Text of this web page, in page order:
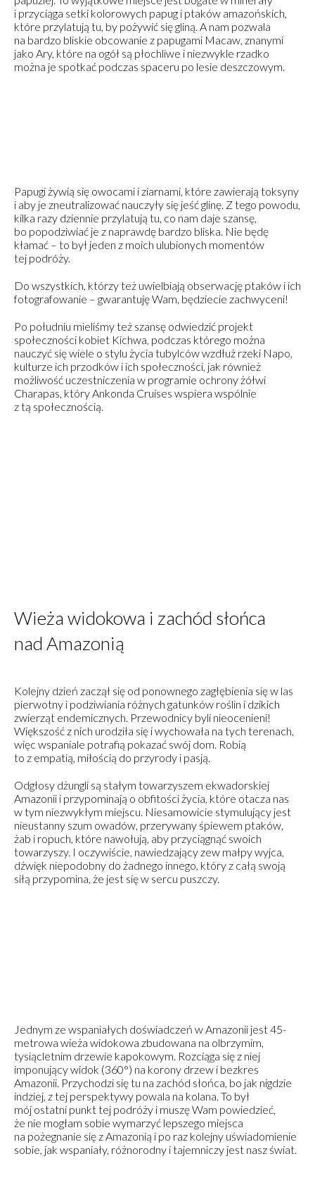
i przyciąga setki kolorowych papug i ptaków amazońskich,
które przylatują tu, by pożywić się gliną. A nam pozwala
na bardzo bliskie obcowanie z papugami Macaw, znanymi
jako Ary, które na ogół są płochliwe i niezwykle rzadko
można je spotkać podczas spaceru po lesie deszczowym.
Papugi żywią się owocami i ziarnami, które zawierają toksyny
i aby je zneutralizować nauczyły się jeść glinę. Z tego powodu,
kilka razy dziennie przylatują tu, co nam daje szansę,
bo popodziwiać je z naprawdę bardzo bliska. Nie będę
kłamać – to był jeden z moich ulubionych momentów
tej podróży.
Do wszystkich, którzy też uwielbiają obserwację ptaków i ich
fotografowanie – gwarantuję Wam, będziecie zachwyceni!
Po południu mieliśmy też szansę odwiedzić projekt
społeczności kobiet Kichwa, podczas którego można
nauczyć się wiele o stylu życia tubylców wzdłuż rzeki Napo,
kulturze ich przodków i ich społeczności, jak również
możliwość uczestniczenia w programie ochrony żółwi
Charapas, który Ankonda Cruises wspiera wspólnie
z tą społecznością.
Wieża widokowa i zachód słońca
nad Amazonią
Kolejny dzień zaczął się od ponownego zagłębienia się w las
pierwotny i podziwiania różnych gatunków roślin i dzikich
zwierząt endemicznych. Przewodnicy byli nieocenieni!
Większość z nich urodziła się i wychowała na tych terenach,
więc wspaniale potrafią pokazać swój dom. Robią
to z empatią, miłością do przyrody i pasją.
Odgłosy dżungli są stałym towarzyszem ekwadorskiej
Amazonii i przypominają o obfitości życia, które otacza nas
w tym niezwykłym miejscu. Niesamowicie stymulujący jest
nieustanny szum owadów, przerywany śpiewem ptaków,
żab i ropuch, które nawołują, aby przyciągnąć swoich
towarzyszy. I oczywiście, nawiedzający zew małpy wyjca,
dźwięk niepodobny do żadnego innego, który z całą swoją
siłą przypomina, że jest się w sercu puszczy.
Jednym ze wspaniałych doświadczeń w Amazonii jest 45-
metrowa wieża widokowa zbudowana na olbrzymim,
tysiącletnim drzewie kapokowym. Rozciąga się z niej
imponujący widok (360°) na korony drzew i bezkres
Amazonii. Przychodzi się tu na zachód słońca, bo jak nigdzie
indziej, z tej perspektywy powala na kolana. To był
mój ostatni punkt tej podróży i muszę Wam powiedzieć,
że nie mogłam sobie wymarzyć lepszego miejsca
na pożegnanie się z Amazonią i po raz kolejny uświadomienie
sobie, jak wspaniały, różnorodny i tajemniczy jest nasz świat.